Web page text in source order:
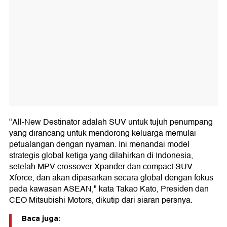
"All-New Destinator adalah SUV untuk tujuh penumpang
yang dirancang untuk mendorong keluarga memulai
petualangan dengan nyaman. Ini menandai model
strategis global ketiga yang dilahirkan di Indonesia,
setelah MPV crossover Xpander dan compact SUV
Xforce, dan akan dipasarkan secara global dengan fokus
pada kawasan ASEAN," kata Takao Kato, Presiden dan
CEO Mitsubishi Motors, dikutip dari siaran persnya.
Baca juga: